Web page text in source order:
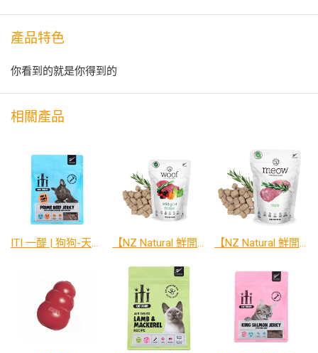
產品特色
你看到的就是你得到的
相關產品
ITI 一醍 | 狗狗-天然風乾零食系列 【NZ Natural 鮮開凍】 woof-狗狗冷凍乾燥生食餐系列 【NZ Natural 鮮開凍】 meow-貓咪冷凍乾燥生食餐系列